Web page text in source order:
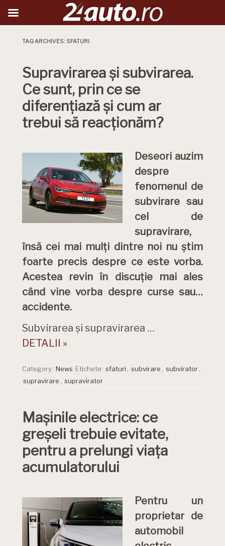
TAG ARCHIVES: SFATURI
Supravirarea și subvirarea.
Ce sunt, prin ce se
diferențiază și cum ar
trebui să reacționăm?
Deseori auzim
despre
fenomenul de
subvirare sau
cel de
supravirare,
însă cei mai mulți dintre noi nu știm
foarte precis despre ce este vorba.
Acestea revin în discuție mai ales
când vine vorba despre curse sau…
accidente.
Subvirarea și supravirarea …
DETALII »
Category: News Etichete: sfaturi subvirare subvirator
supravirare
supravirator
Mașinile electrice: ce
greșeli trebuie evitate,
pentru a prelungi viața
acumulatorului
Pentru un
proprietar de
automobil